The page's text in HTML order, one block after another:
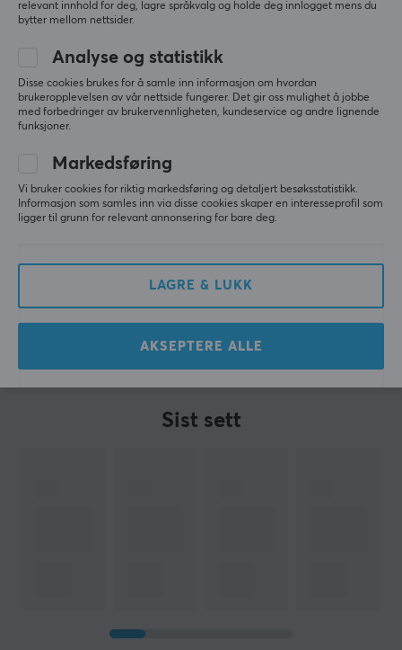
Fotstøtte - Svart
(0)
399 kr
VIS FLERE...
Sist sett
relevant innhold for deg, lagre språkvalg og holde deg innlogget mens du
bytter mellom nettsider.
Analyse og statistikk
Disse cookies brukes for å samle inn informasjon om hvordan
brukeropplevelsen av vår nettside fungerer. Det gir oss mulighet å jobbe
med forbedringer av brukervennligheten, kundeservice og andre lignende
funksjoner.
Markedsføring
Vi bruker cookies for riktig markedsføring og detaljert besøksstatistikk.
Informasjon som samles inn via disse cookies skaper en interesseprofil som
ligger til grunn for relevant annonsering for bare deg.
LAGRE & LUKK
AKSEPTERE ALLE